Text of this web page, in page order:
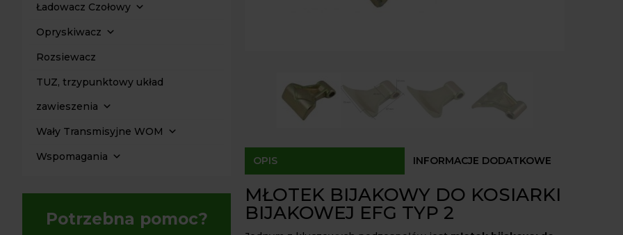
Ładowacz Czołowy
Opryskiwacz
Rozsiewacz
TUZ, trzypunktowy układ
zawieszenia
Wały Transmisyjne WOM
Wspomagania
Potrzebna pomoc?
OPIS INFORMACJE DODATKOWE
MŁOTEK BIJAKOWY DO KOSIARKI
BIJAKOWEJ EFG TYP 2